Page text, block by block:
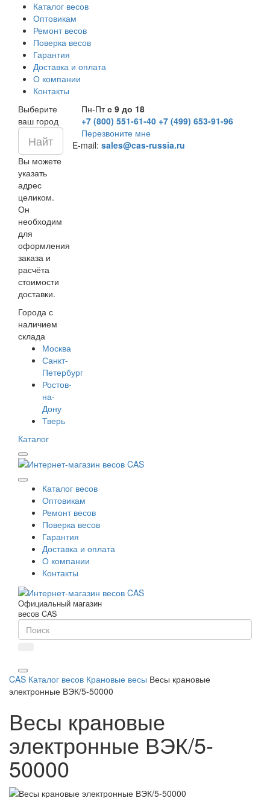
Каталог весов
Оптовикам
Ремонт весов
Поверка весов
Гарантия
Доставка и оплата
О компании
Контакты
Выберите
ваш город
Вы можете
указать
адрес
целиком.
Он
необходим
для
оформления
заказа и
расчёта
стоимости
доставки.
Города с
наличием
склада
Москва
Санкт-
Петербург
Ростов-
на-
Дону
Тверь
Пн-Птс 9 до 18
+7 (800) 551-61-40 +7 (499) 653-91-96
Перезвоните мне
E-mail: sales@cas-russia.ru
Каталог
Каталог весов
Оптовикам
Ремонт весов
Поверка весов
Гарантия
Доставка и оплата
О компании
Контакты
Официальный магазин
весов CAS
CAS Каталог весов Крановые весы Весы крановые
электронные ВЭК/5-50000
Весы крановые
электронные ВЭК/5-
50000